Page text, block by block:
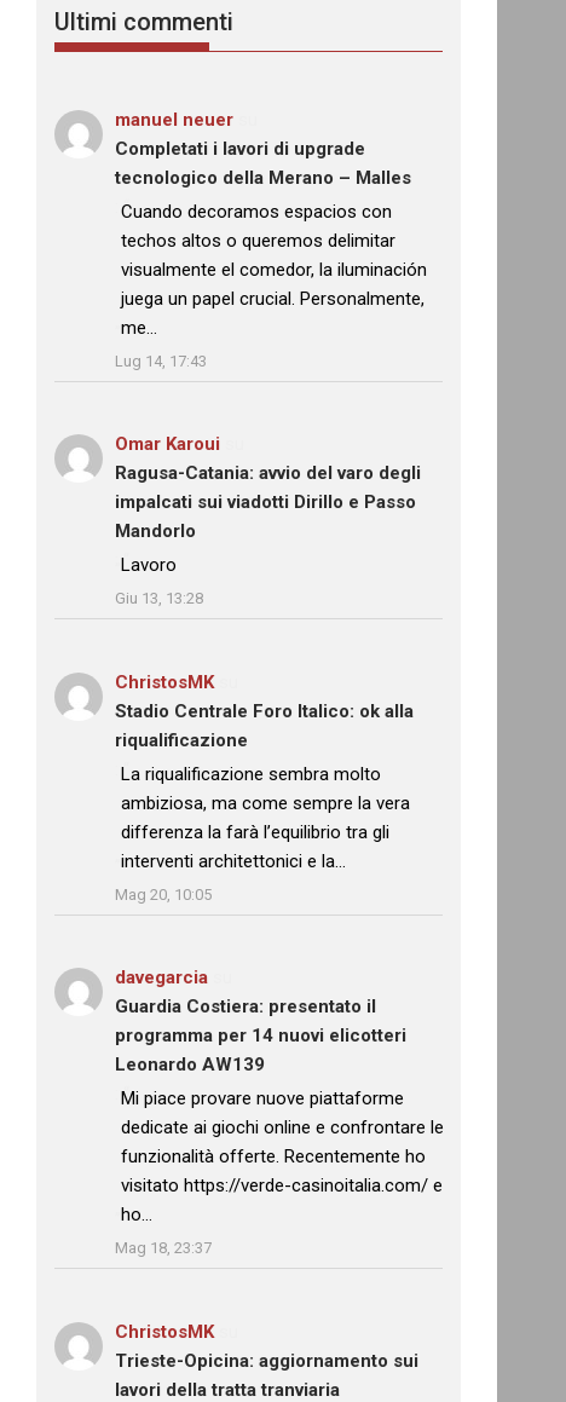
Ultimi commenti
manuel neuer
Completati i lavori di upgrade
tecnologico della Merano – Malles
: “
Cuando decoramos espacios con
techos altos o queremos delimitar
visualmente el comedor, la iluminación
juega un papel crucial. Personalmente,
me…
Lug 14, 17:43
Omar Karoui
Ragusa-Catania: avvio del varo degli
impalcati sui viadotti Dirillo e Passo
Mandorlo
: “Lavoro
Giu 13, 13:28
ChristosMKsu
Stadio Centrale Foro Italico: ok alla
riqualificazione
: “La riqualificazione sembra molto
ambiziosa, ma come sempre la vera
differenza la farà l’equilibrio tra gli
interventi architettonici e la…
Mag 20, 10:05
davegarcia
Guardia Costiera: presentato il
programma per 14 nuovi elicotteri
Leonardo AW139
: “
Mi piace provare nuove piattaforme
dedicate ai giochi online e confrontare le
funzionalità offerte. Recentemente ho
visitato https://verde-casinoitalia.com/ e
ho…
Mag 18, 23:37
ChristosMKsu
Trieste-Opicina: aggiornamento sui
lavori della tratta tranviaria